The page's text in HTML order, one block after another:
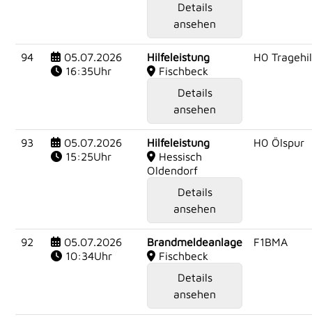
Details
ansehen
94
05.07.2026
16:35Uhr
Hilfeleistung
Fischbeck
Details
ansehen
H0
93
05.07.2026
15:25Uhr
Hilfeleistung
Hessisch
Oldendorf
Details
ansehen
H0 Ölspur
92
05.07.2026
10:34Uhr
Brandmeldeanlage
Fischbeck
Details
ansehen
F1BMA